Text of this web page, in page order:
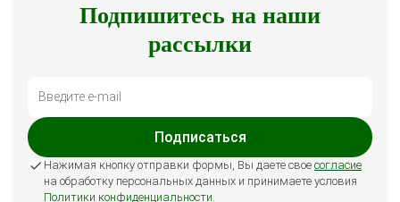
Подпишитесь на наши
рассылки
Подписаться
Нажимая кнопку отправки формы, Вы даете свое согласие
на обработку персональных данных и принимаете условия
Политики конфиденциальности.